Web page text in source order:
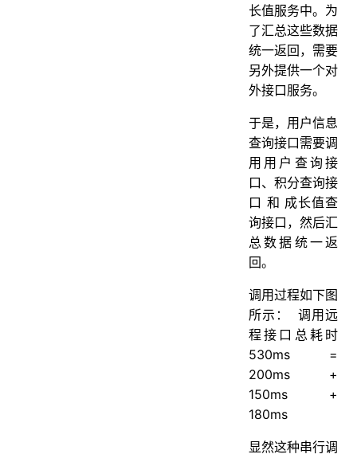
长值服务中。为
了汇总这些数据
统一返回，需要
另外提供一个对
外接口服务。
于是，用户信息
查询接口需要调
用用户查询接
口、积分查询接
口 和 成长值查
询接口，然后汇
总数据统一返
回。
调用过程如下图
所示：
调用远
程接口总耗时
530ms =
200ms +
150ms +
180ms
显然这种串行调